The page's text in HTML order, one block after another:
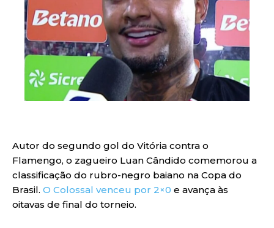
Autor do segundo gol do Vitória contra o
Flamengo, o zagueiro Luan Cândido comemorou a
classificação do rubro-negro baiano na Copa do
Brasil. O Colossal venceu por 2×0 e avança às
oitavas de final do torneio.